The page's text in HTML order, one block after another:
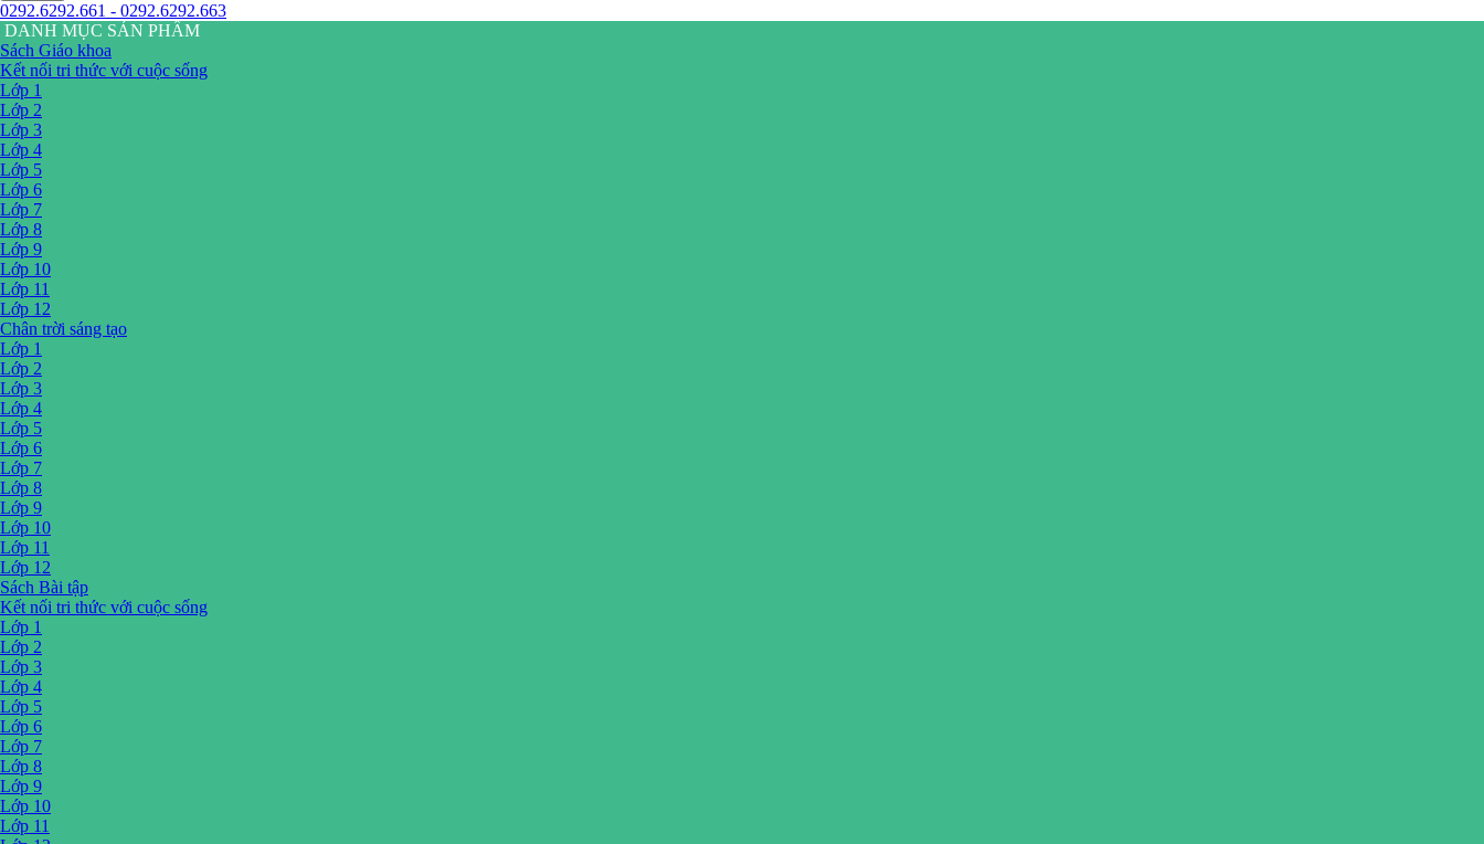
0292.6292.661 - 0292.6292.663
DANH MỤC SẢN PHẨM
Sách Giáo khoa
Kết nối tri thức với cuộc sống
Lớp 1
Lớp 2
Lớp 3
Lớp 4
Lớp 5
Lớp 6
Lớp 7
Lớp 8
Lớp 9
Lớp 10
Lớp 11
Lớp 12
Chân trời sáng tạo
Lớp 1
Lớp 2
Lớp 3
Lớp 4
Lớp 5
Lớp 6
Lớp 7
Lớp 8
Lớp 9
Lớp 10
Lớp 11
Lớp 12
Sách Bài tập
Kết nối tri thức với cuộc sống
Lớp 1
Lớp 2
Lớp 3
Lớp 4
Lớp 5
Lớp 6
Lớp 7
Lớp 8
Lớp 9
Lớp 10
Lớp 11